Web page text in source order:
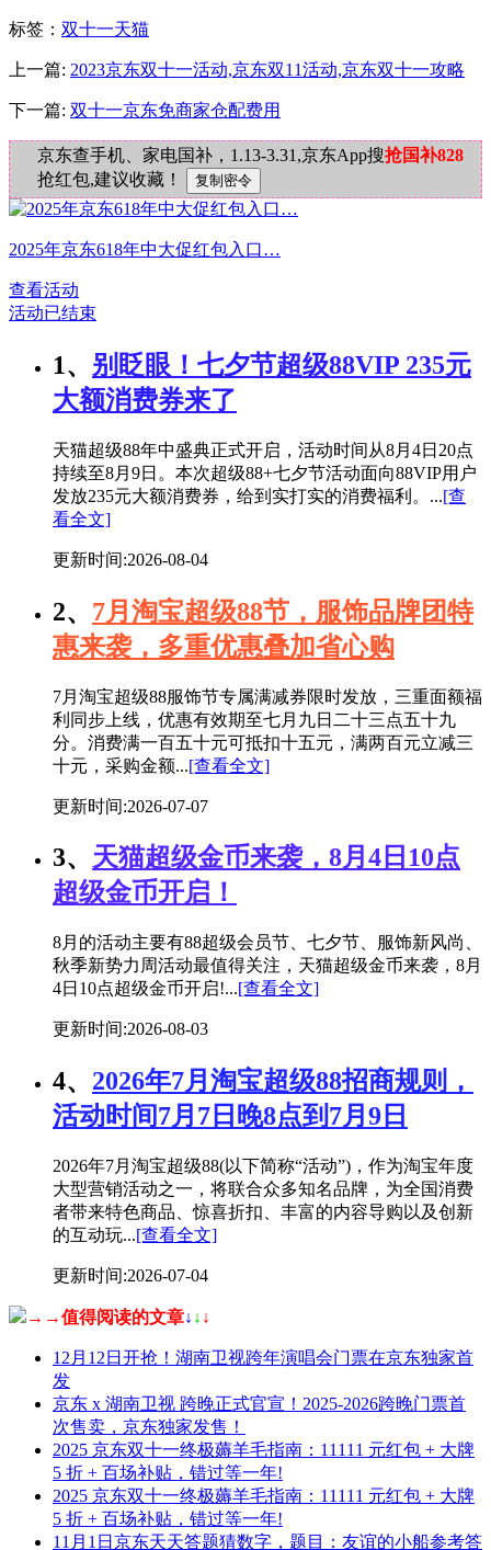
标签 ： 双十一天猫
上一篇: 2023京东双十一活动,京东双11活动,京东双十一攻略
下一篇: 双十一京东免商家仓配费用
京东查手机、家电国补，1.13-3.31,京东App搜抢国补828
抢红包,建议收藏！
2025年京东618年中大促红包入口…
查看活动
活动已结束
1、 别眨眼！七夕节超级88VIP 235元
大额消费券来了
天猫超级88年中盛典正式开启，活动时间从8月4日20点
持续至8月9日。本次超级88+七夕节活动面向88VIP用户
发放235元大额消费券，给到实打实的消费福利。...[查
看全文]
更新时间:2026-08-04
2、 7月淘宝超级88节，服饰品牌团特
惠来袭，多重优惠叠加省心购
7月淘宝超级88服饰节专属满减券限时发放，三重面额福
利同步上线，优惠有效期至七月九日二十三点五十九
分。消费满一百五十元可抵扣十五元，满两百元立减三
十元，采购金额...[查看全文]
更新时间:2026-07-07
3、 天猫超级金币来袭，8月4日10点
超级金币开启！
8月的活动主要有88超级会员节、七夕节、服饰新风尚、
秋季新势力周活动最值得关注，天猫超级金币来袭，8月
4日10点超级金币开启!...[查看全文]
更新时间:2026-08-03
4、 2026年7月淘宝超级88招商规则，
活动时间7月7日晚8点到7月9日
2026年7月淘宝超级88(以下简称“活动”)，作为淘宝年度
大型营销活动之一，将联合众多知名品牌，为全国消费
者带来特色商品、惊喜折扣、丰富的内容导购以及创新
的互动玩...[查看全文]
更新时间:2026-07-04
→→值得阅读的文章↓ ↓ ↓
12月12日开抢！湖南卫视跨年演唱会门票在京东独家首
发
京东 x 湖南卫视 跨晚正式官宣！2025-2026跨晚门票首
次售卖，京东独家发售！
2025 京东双十一终极薅羊毛指南：11111 元红包 + 大牌
5 折 + 百场补贴，错过等一年!
2025 京东双十一终极薅羊毛指南：11111 元红包 + 大牌
5 折 + 百场补贴，错过等一年!
11月1日京东天天答题猜数字，题目：友谊的小船参考答